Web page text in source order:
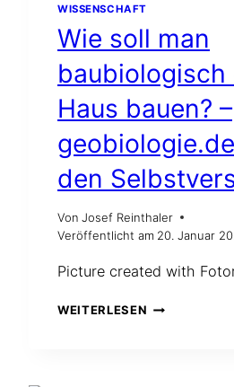
WISSENSCHAFT
Wie soll man
baubiologisch
Haus bauen? –
den
Von Josef Reinthaler
Veröffentlicht am 20. Januar
Picture created with
WEITERLESEN WIE